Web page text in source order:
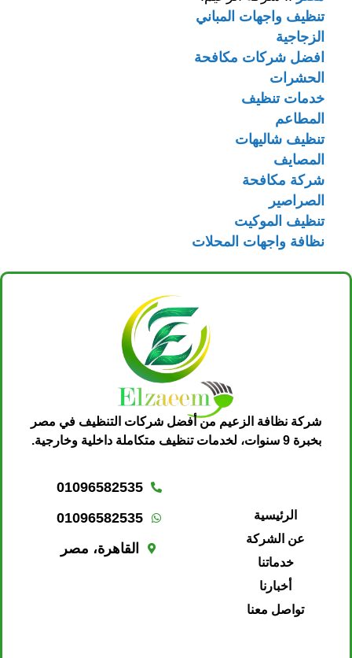
تنظيف واجهات المباني
الزجاجية
افضل شركات مكافحة
الحشرات
خدمات تنظيف
المطاعم
تنظيف شاليهات
المصايف
شركة مكافحة
الصراصير
تنظيف الموكيت
نظافة واجهات المحلات
شركة نظافة الزعيم من أفضل شركات التنظيف في مصر
بخبرة 9 سنوات، لخدمات تنظيف متكاملة داخلية وخارجية.
الرئيسية
عن الشركة
خدماتنا
أخبارنا
تواصل معنا
01096582535
01096582535
القاهرة، مصر